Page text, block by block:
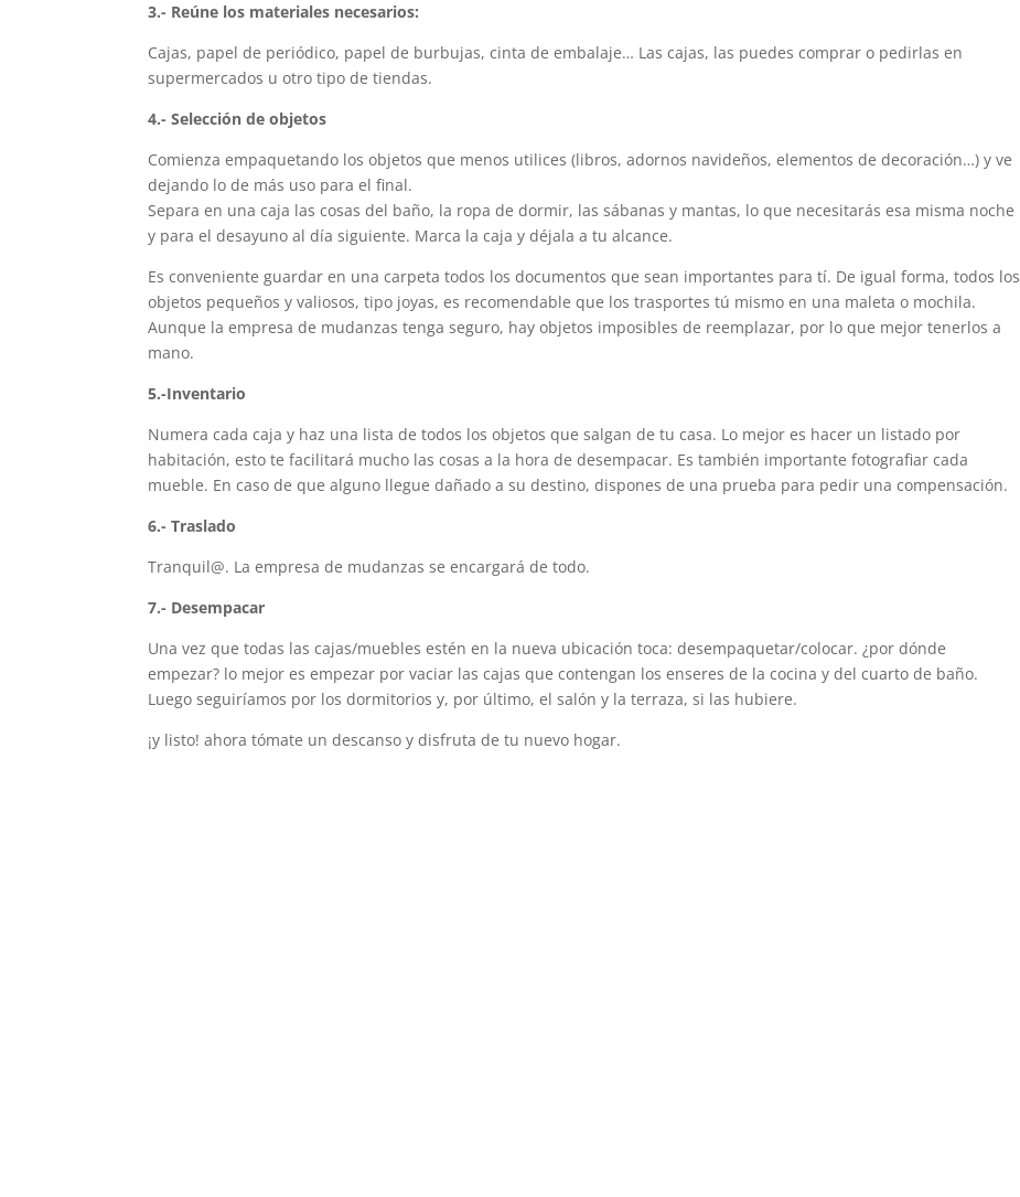
3.- Reúne los materiales necesarios:
Cajas, papel de periódico, papel de burbujas, cinta de embalaje… Las cajas, las puedes comprar o pedirlas en
supermercados u otro tipo de tiendas.
4.- Selección de objetos
Comienza empaquetando los objetos que menos utilices (libros, adornos navideños, elementos de decoración…) y ve
dejando lo de más uso para el final.
Separa en una caja las cosas del baño, la ropa de dormir, las sábanas y mantas, lo que necesitarás esa misma noche
y para el desayuno al día siguiente. Marca la caja y déjala a tu alcance.
Es conveniente guardar en una carpeta todos los documentos que sean importantes para tí. De igual forma, todos los
objetos pequeños y valiosos, tipo joyas, es recomendable que los trasportes tú mismo en una maleta o mochila.
Aunque la empresa de mudanzas tenga seguro, hay objetos imposibles de reemplazar, por lo que mejor tenerlos a
mano.
5.-Inventario
Numera cada caja y haz una lista de todos los objetos que salgan de tu casa. Lo mejor es hacer un listado por
habitación, esto te facilitará mucho las cosas a la hora de desempacar. Es también importante fotografiar cada
mueble. En caso de que alguno llegue dañado a su destino, dispones de una prueba para pedir una compensación.
6.- Traslado
Tranquil@. La empresa de mudanzas se encargará de todo.
7.- Desempacar
Una vez que todas las cajas/muebles estén en la nueva ubicación toca: desempaquetar/colocar. ¿por dónde
empezar? lo mejor es empezar por vaciar las cajas que contengan los enseres de la cocina y del cuarto de baño.
Luego seguiríamos por los dormitorios y, por último, el salón y la terraza, si las hubiere.
¡y listo! ahora tómate un descanso y disfruta de tu nuevo hogar.